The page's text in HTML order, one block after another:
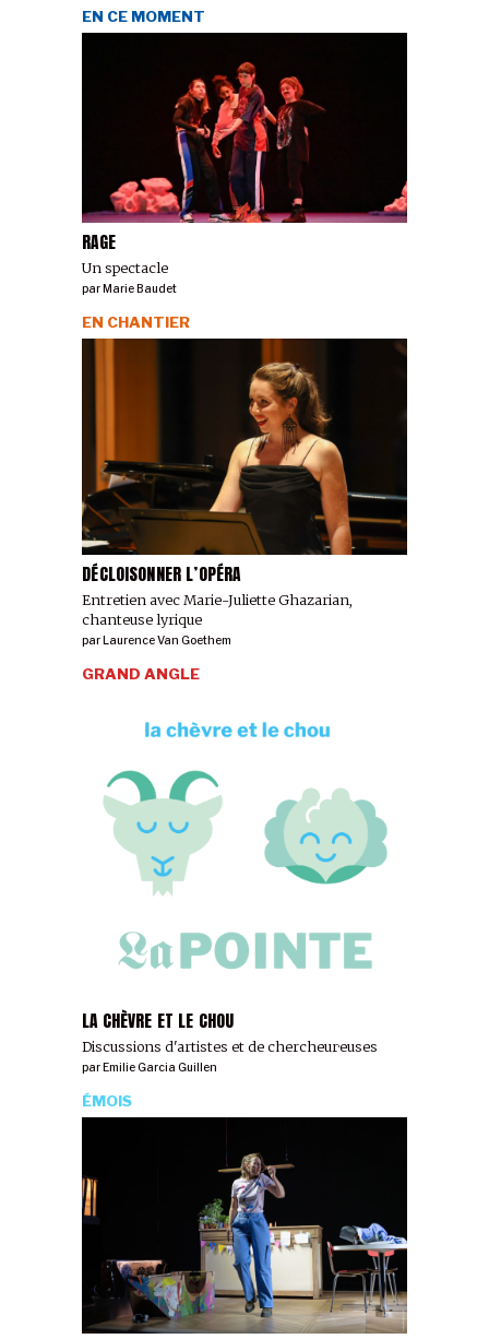
RAGE
Un spectacle
EN CE MOMENT
parMarie Baudet
DÉCLOISONNER L’OPÉRA
Entretien avec Marie-Juliette Ghazarian,
chanteuse lyrique
EN CHANTIER
par Laurence Van Goethem
LA CHÈVRE ET LE CHOU
Discussions d'artistes et de chercheur·euses
GRAND ANGLE
parEmilie Garcia Guillen
ÉMOIS